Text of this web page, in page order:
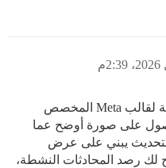
لقد قمنا بإصدار تحديث لصفحة البداية لقالب Meta المخصص
على صورة أوضح عما
يبني على عرض
لك رصد المحادثات النشطة،